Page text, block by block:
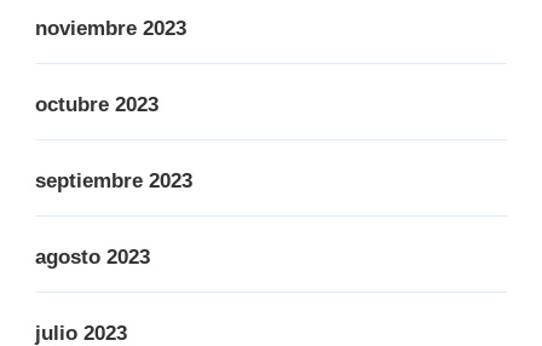
noviembre 2023
octubre 2023
septiembre 2023
agosto 2023
julio 2023